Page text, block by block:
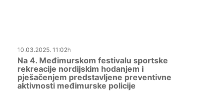
10.03.2025. 11:02h
Na 4. Međimurskom festivalu sportske
rekreacije nordijskim hodanjem i
pješačenjem predstavljene preventivne
aktivnosti međimurske policije